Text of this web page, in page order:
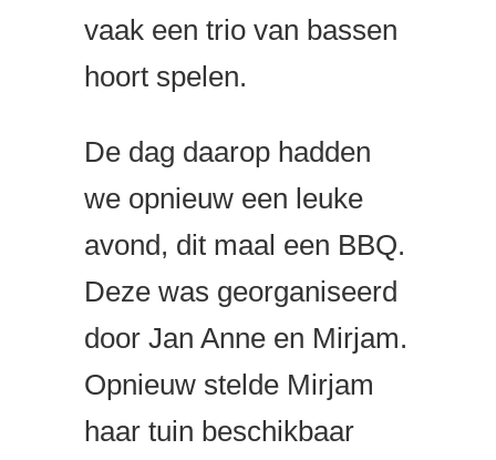
vaak een trio van bassen
hoort spelen.
De dag daarop hadden
we opnieuw een leuke
avond, dit maal een BBQ.
Deze was georganiseerd
door Jan Anne en Mirjam.
Opnieuw stelde Mirjam
haar tuin beschikbaar